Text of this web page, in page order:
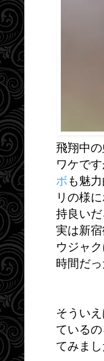
飛翔中
ワケで
ボも魅
リの様
持良いだ
実は新
ウジャ
時間だ
そうい
ている
てみま